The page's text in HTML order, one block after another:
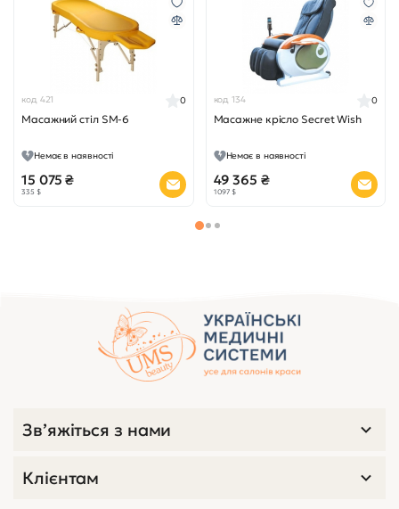
код 421
Масажний стіл SM-6
0
Немає в наявності
15 075 ₴
335 $
код 134
Масажне крісло Secret Wish
0
Немає в наявності
49 365 ₴
1 097 $
Зв’яжіться з нами
Клієнтам